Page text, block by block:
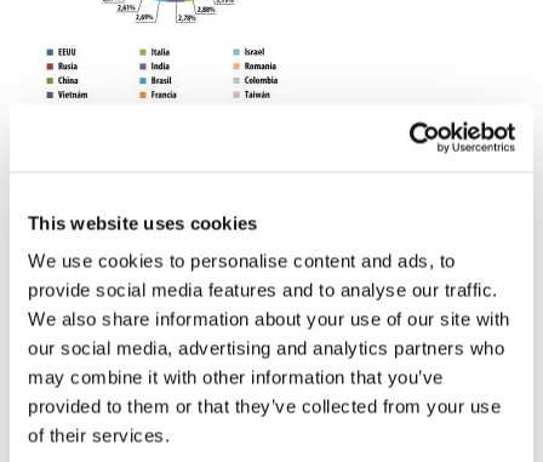
This website uses cookies
We use cookies to personalise content and ads, to
provide social media features and to analyse our traffic.
We also share information about your use of our site with
our social media, advertising and analytics partners who
may combine it with other information that you’ve
provided to them or that they’ve collected from your use
of their services.
se envió más spam a todo el mundo fueron EE.UU. (13,2%), Rusia
(7%) y China (5,6%).
En el cuarto puesto se encuentra Vietnam (5,3%). En el quinto está
Argentina (4,1%). Le siguen Alemania (3,7%), España (3,6%), Ucrania
(3,2%) e Italia (2,9%).
El décimo lugar lo ocupa India, desde donde en junio se envió el